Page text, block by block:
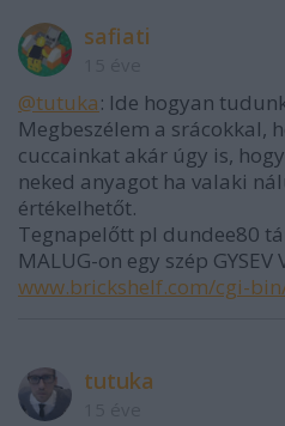
safiati
@tutuka: Ide hogyan
Megbeszélem a srácokkal,
cuccainkat akár úgy is,
neked anyagot ha valaki
értékelhetőt.
Tegnapelőtt pl dundee80
MALUG-on egy szép
www.brickshelf.com/cgi-
tutuka